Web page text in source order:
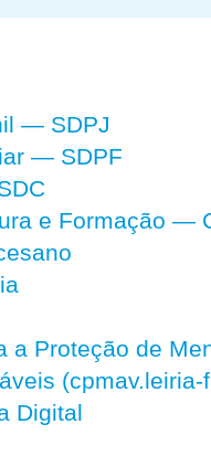
— SDPJ
— SDPF
e Formação —
a Proteção de
(cpmav.leiria-
Digital